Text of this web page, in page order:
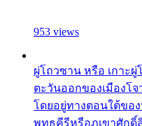
953 views
ผู่โถวซาน หรือ เกาะผู่
ตะวันออกของเมืองโ
โดยอยู่ทางตอนใต้ของ
พุทธคีรีหรือภูเขาศักดิ์